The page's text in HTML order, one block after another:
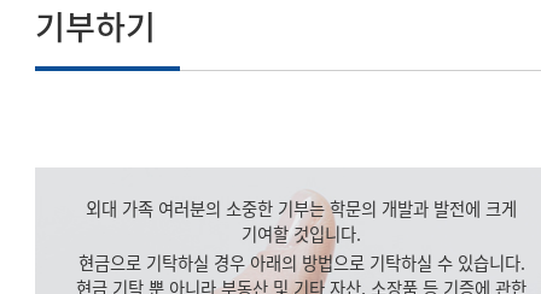
기부하기
외대 가족 여러분의 소중한 기부는 학문의 개발과 발전에 크게
기여할 것입니다.
현금으로 기탁하실 경우 아래의 방법으로 기탁하실 수 있습니다.
현금 기탁 뿐 아니라 부동산 및 기타 자산, 소장품 등 기증에 관한